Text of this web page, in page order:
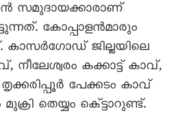
സമുദായക്കാരാണ്
കോപ്പാളൻമാരും
കാസർഗോഡ് ജില്ലയിലെ
നീലേശ്വരം കക്കാട്ട് കാവ്,
പേക്കടം കാവ്
തെയ്യം കെ്ട്ടാറുണ്ട്.